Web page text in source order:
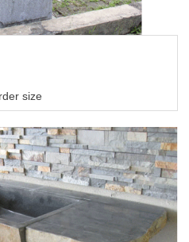
size